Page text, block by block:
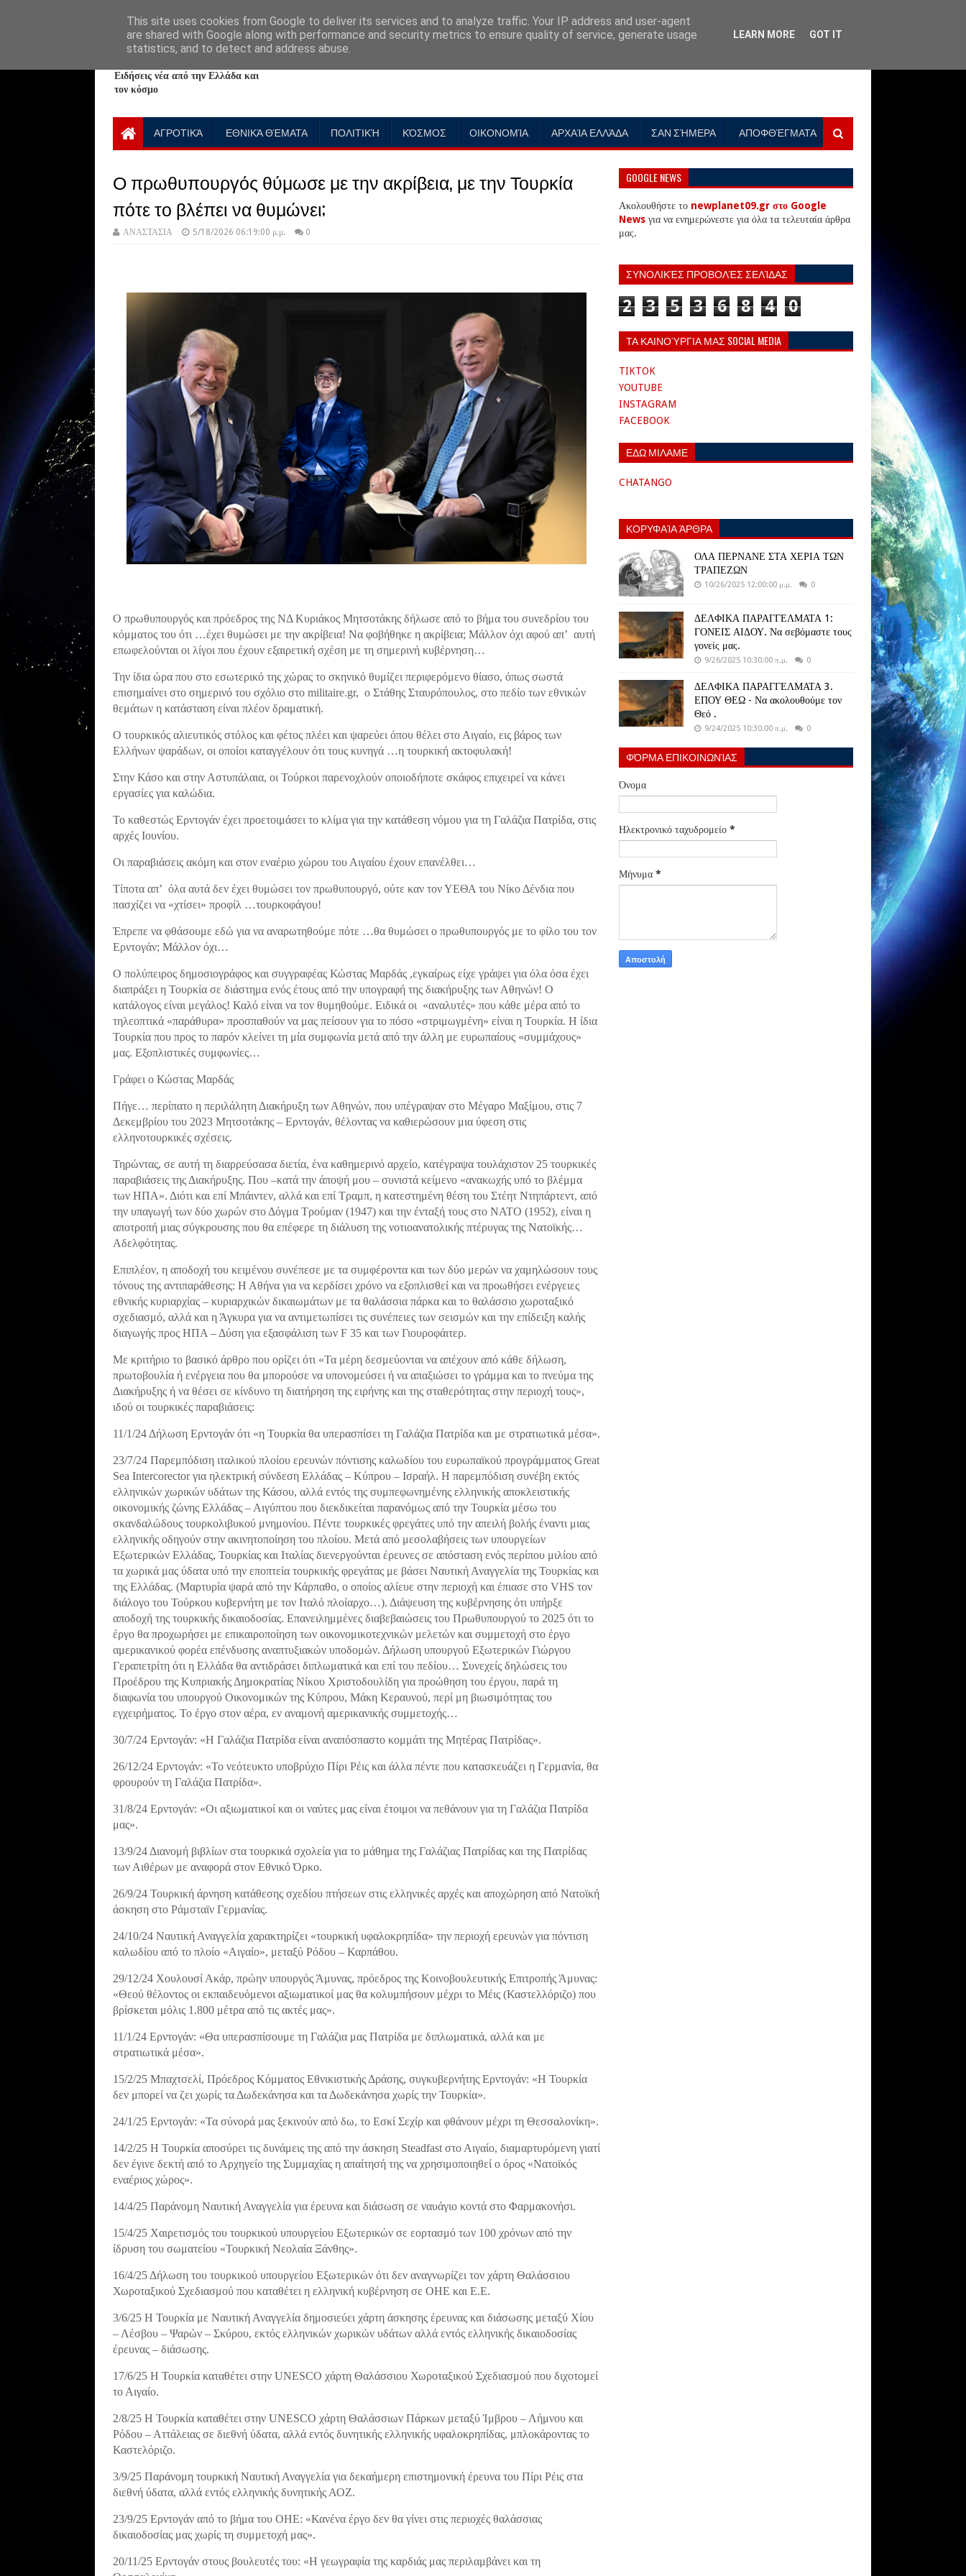
NewPlanet09
Ειδήσεις νέα από την Ελλάδα και
τον κόσμο
ΑΓΡΟΤΙΚΆ ΕΘΝΙΚΆ ΘΈΜΑΤΑ ΠΟΛΙΤΙΚΉ ΚΌΣΜΟΣ ΟΙΚΟΝΟΜΊΑ ΑΡΧΑΊΑ ΕΛΛΆΔΑ ΣΑΝ ΣΉΜΕΡΑ ΑΠΟΦΘΈΓΜΑΤΑ
Ο πρωθυπουργός θύμωσε με την ακρίβεια, με την Τουρκία
πότε το βλέπει να θυμώνει;
ΑΝΑΣΤΑΣΙΑ 5/18/2026 06:19:00 μ.μ. 0
Ο πρωθυπουργός και πρόεδρος της ΝΔ Κυριάκος Μητσοτάκης δήλωσε από το βήμα του συνεδρίου του
κόμματος του ότι …έχει θυμώσει με την ακρίβεια! Να φοβήθηκε η ακρίβεια; Μάλλον όχι αφού απ’ αυτή
επωφελούνται οι λίγοι που έχουν εξαιρετική σχέση με τη σημερινή κυβέρνηση…
Την ίδια ώρα που στο εσωτερικό της χώρας το σκηνικό θυμίζει περιφερόμενο θίασο, όπως σωστά
επισημαίνει στο σημερινό του σχόλιο στο militaire.gr, ο Στάθης Σταυρόπουλος, στο πεδίο των εθνικών
θεμάτων η κατάσταση είναι πλέον δραματική.
Ο τουρκικός αλιευτικός στόλος και φέτος πλέει και ψαρεύει όπου θέλει στο Αιγαίο, εις βάρος των
Ελλήνων ψαράδων, οι οποίοι καταγγέλουν ότι τους κυνηγά …η τουρκική ακτοφυλακή!
Στην Κάσο και στην Αστυπάλαια, οι Τούρκοι παρενοχλούν οποιοδήποτε σκάφος επιχειρεί να κάνει
εργασίες για καλώδια.
Το καθεστώς Ερντογάν έχει προετοιμάσει το κλίμα για την κατάθεση νόμου για τη Γαλάζια Πατρίδα, στις
αρχές Ιουνίου.
Οι παραβιάσεις ακόμη και στον εναέριο χώρου του Αιγαίου έχουν επανέλθει…
Τίποτα απ’ όλα αυτά δεν έχει θυμώσει τον πρωθυπουργό, ούτε καν τον ΥΕΘΑ του Νίκο Δένδια που
πασχίζει να «χτίσει» προφίλ …τουρκοφάγου!
Έπρεπε να φθάσουμε εδώ για να αναρωτηθούμε πότε …θα θυμώσει ο πρωθυπουργός με το φίλο του τον
Ερντογάν; Μάλλον όχι…
Ο πολύπειρος δημοσιογράφος και συγγραφέας Κώστας Μαρδάς ,εγκαίρως είχε γράψει για όλα όσα έχει
διαπράξει η Τουρκία σε διάστημα ενός έτους από την υπογραφή της διακήρυξης των Αθηνών! Ο
κατάλογος είναι μεγάλος! Καλό είναι να τον θυμηθούμε. Ειδικά οι «αναλυτές» που κάθε μέρα από το
τηλεοπτικά «παράθυρα» προσπαθούν να μας πείσουν για το πόσο «στριμωγμένη» είναι η Τουρκία. Η ίδια
Τουρκία που προς το παρόν κλείνει τη μία συμφωνία μετά από την άλλη με ευρωπαίους «συμμάχους»
μας. Εξοπλιστικές συμφωνίες…
Γράφει ο Κώστας Μαρδάς
Πήγε… περίπατο η περιλάλητη Διακήρυξη των Αθηνών, που υπέγραψαν στο Μέγαρο Μαξίμου, στις 7
Δεκεμβρίου του 2023 Μητσοτάκης – Ερντογάν, θέλοντας να καθιερώσουν μια ύφεση στις
ελληνοτουρκικές σχέσεις.
Τηρώντας, σε αυτή τη διαρρεύσασα διετία, ένα καθημερινό αρχείο, κατέγραψα τουλάχιστον 25 τουρκικές
παραβιάσεις της Διακήρυξης. Που –κατά την άποψή μου – συνιστά κείμενο «ανακωχής υπό το βλέμμα
των ΗΠΑ». Διότι και επί Μπάιντεν, αλλά και επί Τραμπ, η κατεστημένη θέση του Στέητ Ντηπάρτεντ, από
την υπαγωγή των δύο χωρών στο Δόγμα Τρούμαν (1947) και την ένταξή τους στο ΝΑΤΟ (1952), είναι η
αποτροπή μιας σύγκρουσης που θα επέφερε τη διάλυση της νοτιοανατολικής πτέρυγας της Νατοϊκής…
Αδελφότητας.
Επιπλέον, η αποδοχή του κειμένου συνέπεσε με τα συμφέροντα και των δύο μερών να χαμηλώσουν τους
τόνους της αντιπαράθεσης: Η Αθήνα για να κερδίσει χρόνο να εξοπλισθεί και να προωθήσει ενέργειες
εθνικής κυριαρχίας – κυριαρχικών δικαιωμάτων με τα θαλάσσια πάρκα και το θαλάσσιο χωροταξικό
σχεδιασμό, αλλά και η Άγκυρα για να αντιμετωπίσει τις συνέπειες των σεισμών και την επίδειξη καλής
διαγωγής προς ΗΠΑ – Δύση για εξασφάλιση των F 35 και των Γιουροφάιτερ.
Mε κριτήριο το βασικό άρθρο που ορίζει ότι «Τα μέρη δεσμεύονται να απέχουν από κάθε δήλωση,
πρωτοβουλία ή ενέργεια που θα μπορούσε να υπονομεύσει ή να απαξιώσει το γράμμα και το πνεύμα της
Διακήρυξης ή να θέσει σε κίνδυνο τη διατήρηση της ειρήνης και της σταθερότητας στην περιοχή τους»,
ιδού οι τουρκικές παραβιάσεις:
11/1/24 Δήλωση Ερντογάν ότι «η Τουρκία θα υπερασπίσει τη Γαλάζια Πατρίδα και με στρατιωτικά μέσα».
23/7/24 Παρεμπόδιση ιταλικού πλοίου ερευνών πόντισης καλωδίου του ευρωπαϊκού προγράμματος Great
Sea Intercorector για ηλεκτρική σύνδεση Ελλάδας – Κύπρου – Ισραήλ. Η παρεμπόδιση συνέβη εκτός
ελληνικών χωρικών υδάτων της Κάσου, αλλά εντός της συμπεφωνημένης ελληνικής αποκλειστικής
οικονομικής ζώνης Ελλάδας – Αιγύπτου που διεκδικείται παρανόμως από την Τουρκία μέσω του
σκανδαλώδους τουρκολιβυκού μνημονίου. Πέντε τουρκικές φρεγάτες υπό την απειλή βολής έναντι μιας
ελληνικής οδηγούν στην ακινητοποίηση του πλοίου. Μετά από μεσολαβήσεις των υπουργείων
Εξωτερικών Ελλάδας, Τουρκίας και Ιταλίας διενεργούνται έρευνες σε απόσταση ενός περίπου μιλίου από
τα χωρικά μας ύδατα υπό την εποπτεία τουρκικής φρεγάτας με βάσει Nαυτική Αναγγελία της Τουρκίας και
της Ελλάδας. (Μαρτυρία ψαρά από την Κάρπαθο, ο οποίος αλίευε στην περιοχή και έπιασε στο VHS τον
διάλογο του Τούρκου κυβερνήτη με τον Ιταλό πλοίαρχο…). Διάψευση της κυβέρνησης ότι υπήρξε
αποδοχή της τουρκικής δικαιοδοσίας. Επανειλημμένες διαβεβαιώσεις του Πρωθυπουργού το 2025 ότι το
έργο θα προχωρήσει με επικαιροποίηση των οικονομικοτεχνικών μελετών και συμμετοχή στο έργο
αμερικανικού φορέα επένδυσης αναπτυξιακών υποδομών. Δήλωση υπουργού Εξωτερικών Γιώργου
Γεραπετρίτη ότι η Ελλάδα θα αντιδράσει διπλωματικά και επί του πεδίου… Συνεχείς δηλώσεις του
Προέδρου της Κυπριακής Δημοκρατίας Νίκου Χριστοδουλίδη για προώθηση του έργου, παρά τη
διαφωνία του υπουργού Οικονομικών της Κύπρου, Μάκη Κεραυνού, περί μη βιωσιμότητας του
εγχειρήματος. Το έργο στον αέρα, εν αναμονή αμερικανικής συμμετοχής…
30/7/24 Ερντογάν: «Η Γαλάζια Πατρίδα είναι αναπόσπαστο κομμάτι της Μητέρας Πατρίδας».
26/12/24 Ερντογάν: «Το νεότευκτο υποβρύχιο Πίρι Ρέις και άλλα πέντε που κατασκευάζει η Γερμανία, θα
φρουρούν τη Γαλάζια Πατρίδα».
31/8/24 Ερντογάν: «Οι αξιωματικοί και οι ναύτες μας είναι έτοιμοι να πεθάνουν για τη Γαλάζια Πατρίδα
μας».
13/9/24 Διανομή βιβλίων στα τουρκικά σχολεία για το μάθημα της Γαλάζιας Πατρίδας και της Πατρίδας
των Αιθέρων με αναφορά στον Εθνικό Όρκο.
26/9/24 Τουρκική άρνηση κατάθεσης σχεδίου πτήσεων στις ελληνικές αρχές και αποχώρηση από Νατοϊκή
άσκηση στο Ράμσταϊν Γερμανίας.
24/10/24 Ναυτική Αναγγελία χαρακτηρίζει «τουρκική υφαλοκρηπίδα» την περιοχή ερευνών για πόντιση
καλωδίου από το πλοίο «Αιγαίο», μεταξύ Ρόδου – Καρπάθου.
29/12/24 Χουλουσί Ακάρ, πρώην υπουργός Άμυνας, πρόεδρος της Κοινοβουλευτικής Επιτροπής Άμυνας:
«Θεού θέλοντος οι εκπαιδευόμενοι αξιωματικοί μας θα κολυμπήσουν μέχρι το Μέις (Καστελλόριζο) που
βρίσκεται μόλις 1.800 μέτρα από τις ακτές μας».
11/1/24 Ερντογάν: «Θα υπερασπίσουμε τη Γαλάζια μας Πατρίδα με διπλωματικά, αλλά και με
στρατιωτικά μέσα».
15/2/25 Μπαχτσελί, Πρόεδρος Κόμματος Εθνικιστικής Δράσης, συγκυβερνήτης Ερντογάν: «Η Τουρκία
δεν μπορεί να ζει χωρίς τα Δωδεκάνησα και τα Δωδεκάνησα χωρίς την Τουρκία».
24/1/25 Ερντογάν: «Τα σύνορά μας ξεκινούν από δω, το Εσκί Σεχίρ και φθάνουν μέχρι τη Θεσσαλονίκη».
14/2/25 Η Τουρκία αποσύρει τις δυνάμεις της από την άσκηση Steadfast στο Αιγαίο, διαμαρτυρόμενη γιατί
δεν έγινε δεκτή από το Αρχηγείο της Συμμαχίας η απαίτησή της να χρησιμοποιηθεί ο όρος «Νατοϊκός
εναέριος χώρος».
14/4/25 Παράνομη Ναυτική Αναγγελία για έρευνα και διάσωση σε ναυάγιο κοντά στο Φαρμακονήσι.
15/4/25 Χαιρετισμός του τουρκικού υπουργείου Εξωτερικών σε εορτασμό των 100 χρόνων από την
ίδρυση του σωματείου «Τουρκική Νεολαία Ξάνθης».
16/4/25 Δήλωση του τουρκικού υπουργείου Εξωτερικών ότι δεν αναγνωρίζει τον χάρτη Θαλάσσιου
Χωροταξικού Σχεδιασμού που καταθέτει η ελληνική κυβέρνηση σε ΟΗΕ και Ε.Ε.
3/6/25 Η Τουρκία με Ναυτική Αναγγελία δημοσιεύει χάρτη άσκησης έρευνας και διάσωσης μεταξύ Χίου
– Λέσβου – Ψαρών – Σκύρου, εκτός ελληνικών χωρικών υδάτων αλλά εντός ελληνικής δικαιοδοσίας
έρευνας – διάσωσης.
17/6/25 Η Τουρκία καταθέτει στην UNESCO χάρτη Θαλάσσιου Χωροταξικού Σχεδιασμού που διχοτομεί
το Αιγαίο.
2/8/25 Η Τουρκία καταθέτει στην UNESCO χάρτη Θαλάσσιων Πάρκων μεταξύ Ίμβρου – Λήμνου και
Ρόδου – Αττάλειας σε διεθνή ύδατα, αλλά εντός δυνητικής ελληνικής υφαλοκρηπίδας, μπλοκάροντας το
Καστελόριζο.
3/9/25 Παράνομη τουρκική Ναυτική Αναγγελία για δεκαήμερη επιστημονική έρευνα του Πίρι Ρέις στα
διεθνή ύδατα, αλλά εντός ελληνικής δυνητικής ΑΟΖ.
23/9/25 Ερντογάν από το βήμα του ΟΗΕ: «Κανένα έργο δεν θα γίνει στις περιοχές θαλάσσιας
δικαιοδοσίας μας χωρίς τη συμμετοχή μας».
20/11/25 Ερντογάν στους βουλευτές του: «Η γεωγραφία της καρδιάς μας περιλαμβάνει και τη
GOOGLE NEWS
Ακολουθήστε το newplanet09.gr στο Google
News για να ενημερώνεστε για όλα τα τελευταία άρθρα
μας.
ΣΥΝΟΛΙΚΈΣ ΠΡΟΒΟΛΈΣ ΣΕΛΊΔΑΣ
2 3 5 3 6 8 4 0
ΤΑ ΚΑΙΝΟΎΡΓΙΑ ΜΑΣ SOCIAL MEDIA
TIKTOK
YOUTUBE
INSTAGRAM
FACEBOOK
ΕΔΩ ΜΙΛΑΜΕ
CHATANGO
ΚΟΡΥΦΑΊΑ ΆΡΘΡΑ
ΟΛΑ ΠΕΡΝΑΝΕ ΣΤΑ ΧΕΡΙΑ ΤΩΝ
ΤΡΑΠΕΖΩΝ
10/26/2025 12:00:00 μ.μ. 0
ΔΕΛΦΙΚΑ ΠΑΡΑΓΓΕΛΜΑΤΑ 1:
ΓΟΝΕΙΣ ΑΙΔΟΥ. Να σεβόμαστε τους
γονείς μας.
9/26/2025 10:30:00 π.μ. 0
ΔΕΛΦΙΚΑ ΠΑΡΑΓΓΕΛΜΑΤΑ 3.
ΕΠΟΥ ΘΕΩ - Να ακολουθούμε τον
Θεό .
9/24/2025 10:30:00 π.μ. 0
ΦΌΡΜΑ ΕΠΙΚΟΙΝΩΝΊΑΣ
Όνομα
Ηλεκτρονικό ταχυδρομείο *
Μήνυμα *
This site uses cookies from Google to deliver its services and to analyze traffic. Your IP address and user-agent
are shared with Google along with performance and security metrics to ensure quality of service, generate usage
statistics, and to detect and address abuse.
LEARN MORE GOT IT